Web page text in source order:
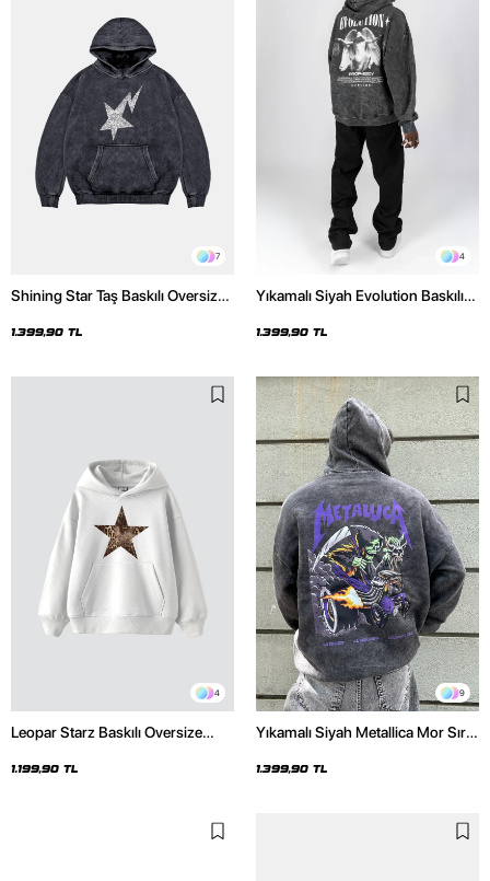
7
Shining Star Taş Baskılı Oversize
Hoodie
1.399,90 TL
4
Yıkamalı Siyah Evolution Baskılı
Hoodie
1.399,90 TL
4
Leopar Starz Baskılı Oversize
1.199,90 TL
9
Yıkamalı Siyah Metallica Mor Sırt
Hoodie
1.399,90 TL